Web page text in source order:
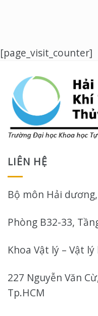
[page_visit_counter]
LIÊN HỆ
Bộ môn Hải
Phòng B32-33,
Khoa Vật lý – Vật
227 Nguyễn Văn
Tp.HCM